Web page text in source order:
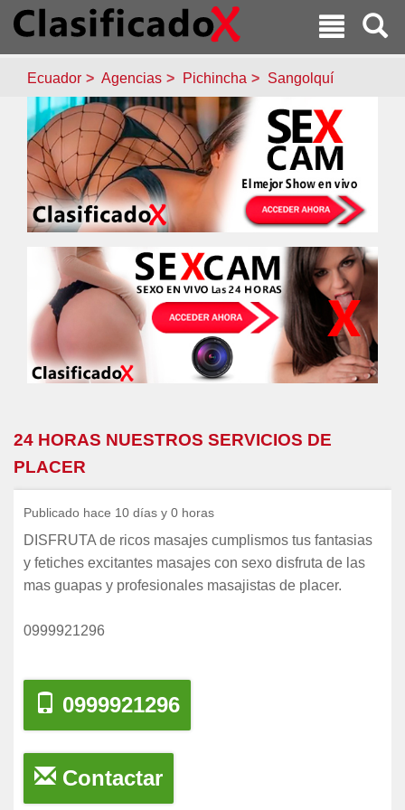
Ecuador Agencias Pichincha Sangolquí
24 HORAS NUESTROS SERVICIOS DE
PLACER
Publicado hace 10 días y 0 horas
DISFRUTA de ricos masajes cumplismos tus fantasias
y fetiches excitantes masajes con sexo disfruta de las
mas guapas y profesionales masajistas de placer.
0999921296
0999921296
Contactar